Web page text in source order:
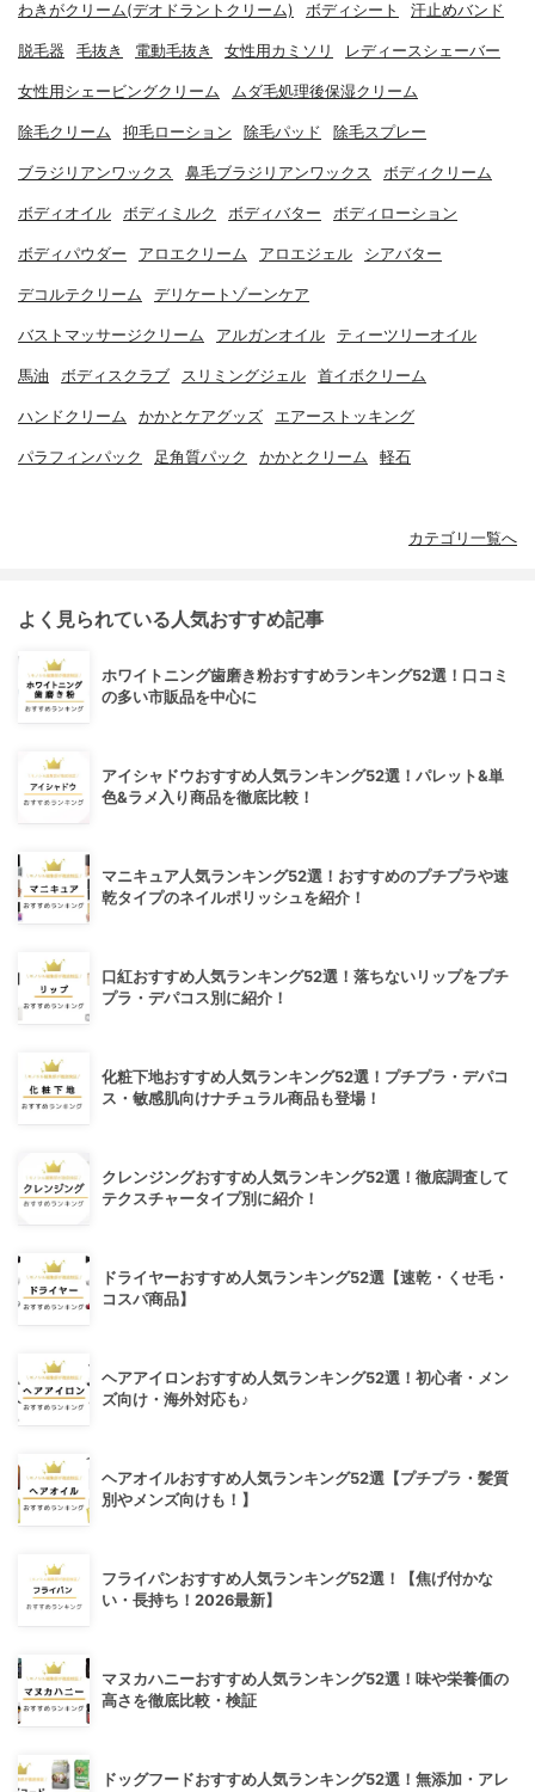
わきがクリーム(デオドラントクリーム) ボディシート 汗止めバンド
脱毛器 毛抜き 電動毛抜き 女性用カミソリ レディースシェーバー
女性用シェービングクリーム ムダ毛処理後保湿クリーム
除毛クリーム 抑毛ローション 除毛パッド 除毛スプレー
ブラジリアンワックス 鼻毛ブラジリアンワックス ボディクリーム
ボディオイル ボディミルク ボディバター ボディローション
ボディパウダー アロエクリーム アロエジェル シアバター
デコルテクリーム デリケートゾーンケア
バストマッサージクリーム アルガンオイル ティーツリーオイル
馬油 ボディスクラブ スリミングジェル 首イボクリーム
ハンドクリーム かかとケアグッズ エアーストッキング
パラフィンパック 足角質パック かかとクリーム 軽石
カテゴリ一覧へ
よく見られている人気おすすめ記事
ホワイトニング歯磨き粉おすすめランキング52選！口コミ
の多い市販品を中心に
アイシャドウおすすめ人気ランキング52選！パレット&単
色&ラメ入り商品を徹底比較！
マニキュア人気ランキング52選！おすすめのプチプラや速
乾タイプのネイルポリッシュを紹介！
口紅おすすめ人気ランキング52選！落ちないリップをプチ
プラ・デパコス別に紹介！
化粧下地おすすめ人気ランキング52選！プチプラ・デパコ
ス・敏感肌向けナチュラル商品も登場！
クレンジングおすすめ人気ランキング52選！徹底調査して
テクスチャータイプ別に紹介！
ドライヤーおすすめ人気ランキング52選【速乾・くせ毛・
コスパ商品】
ヘアアイロンおすすめ人気ランキング52選！初心者・メン
ズ向け・海外対応も♪
ヘアオイルおすすめ人気ランキング52選【プチプラ・髪質
別やメンズ向けも！】
フライパンおすすめ人気ランキング52選！【焦げ付かな
い・長持ち！2026最新】
マヌカハニーおすすめ人気ランキング52選！味や栄養価の
高さを徹底比較・検証
ドッグフードおすすめ人気ランキング52選！無添加・アレ